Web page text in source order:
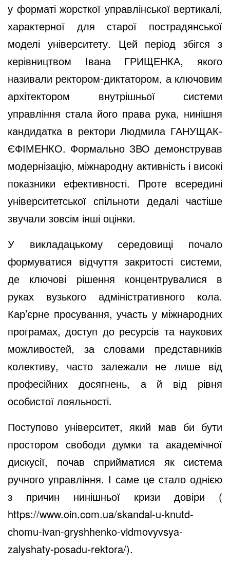
у форматі жорсткої управлінської вертикалі,
характерної для старої пострадянської
моделі університету. Цей період збігся з
керівництвом Івана ГРИЩЕНКА, якого
називали ректором-диктатором, а ключовим
архітектором внутрішньої системи
управління стала його права рука, нинішня
кандидатка в ректори Людмила ГАНУЩАК-
ЄФІМЕНКО. Формально ЗВО демонстрував
модернізацію, міжнародну активність і високі
показники ефективності. Проте всередині
університетської спільноти дедалі частіше
звучали зовсім інші оцінки.
У викладацькому середовищі почало
формуватися відчуття закритості системи,
де ключові рішення концентрувалися в
руках вузького адміністративного кола.
Кар’єрне просування, участь у міжнародних
програмах, доступ до ресурсів та наукових
можливостей, за словами представників
колективу, часто залежали не лише від
професійних досягнень, а й від рівня
особистої лояльності.
Поступово університет, який мав би бути
простором свободи думки та академічної
дискусії, почав сприйматися як система
ручного управління. І саме це стало однією
з причин нинішньої кризи довіри (
https://www.oin.com.ua/skandal-u-knutd-
chomu-ivan-gryshhenko-vidmovyvsya-
zalyshaty-posadu-rektora/).